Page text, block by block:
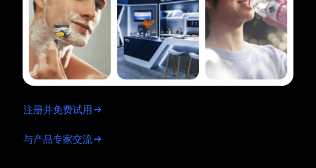
注册并免费试用
与产品专家交流